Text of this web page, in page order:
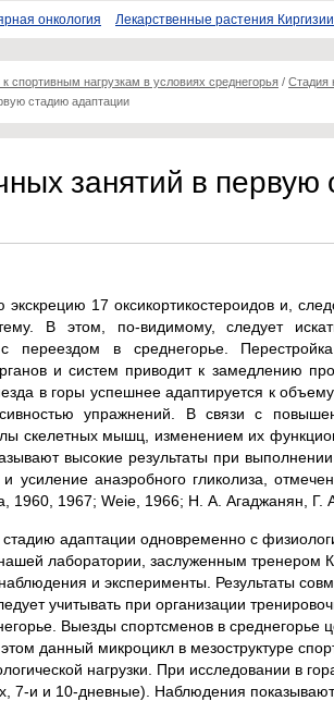
онкология Лекарственные растения Киргизии
спортивным нагрузкам в условиях среднегорья / Стадия
стадию адаптации
занятий в первую
17 оксикортикостероидов и,
В этом, по-видимому, следует
переездом в среднегорье.
и систем приводит к замедлению
в горы успешнее адаптируется к
упражнений. В связи с
скелетных мышц, изменением их
высокие результаты при
усиление анаэробного гликолиза,
1960, 1967; Weie, 1966; Н. А. Агаджанян, Г.
адаптации одновременно с
лаборатории, заслуженным тренером
и эксперименты. Результаты
учитывать при организации
Выезды спортсменов в среднегорье
данный микроцикл в мезоструктуре
нагрузки. При исследовании в
7-и и 10-дневные). Наблюдения